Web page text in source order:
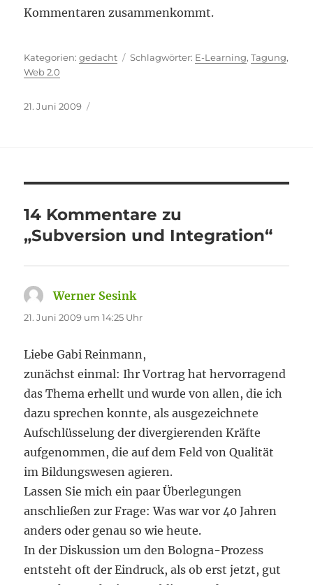
Kommentaren zusammenkommt.
Kategorien
gedacht Schlagwörter
E-Learning,Tagung,
Web 2.0
Veröffentlicht
21. Juni 2009
14 Kommentare zu
„Subversion und Integration“
Werner Sesinksagt:
21. Juni 2009 um 14:25 Uhr
Liebe Gabi Reinmann,
zunächst einmal: Ihr Vortrag hat hervorragend
das Thema erhellt und wurde von allen, die ich
dazu sprechen konnte, als ausgezeichnete
Aufschlüsselung der divergierenden Kräfte
aufgenommen, die auf dem Feld von Qualität
im Bildungswesen agieren.
Lassen Sie mich ein paar Überlegungen
anschließen zur Frage: Was war vor 40 Jahren
anders oder genau so wie heute.
In der Diskussion um den Bologna-Prozess
entsteht oft der Eindruck, als ob erst jetzt, gut